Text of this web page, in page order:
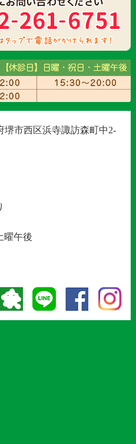
堺市西区浜寺諏訪森町中2-
曜午後